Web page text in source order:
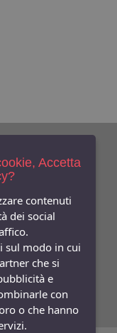
Consenso
Accetta
contenuti
dei social
sul modo in cui
che si
e
con
o che hanno